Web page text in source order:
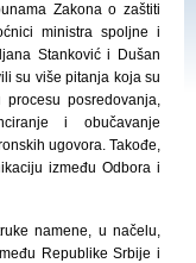
Zakona o zaštiti
ministra spoljne i
Stanković i Dušan
su više pitanja koja su
posredovanja,
nje i obučavanje
ugovora. Takođe,
u između Odbora i
namene, u načelu,
Republike Srbije i